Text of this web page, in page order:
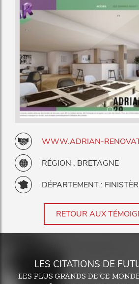
WWW.ADRIAN-
RÉGION : BRETAGNE
DÉPARTEMENT :
RETOUR AUX
LES CITATIONS DE
LES PLUS GRANDS DE CE